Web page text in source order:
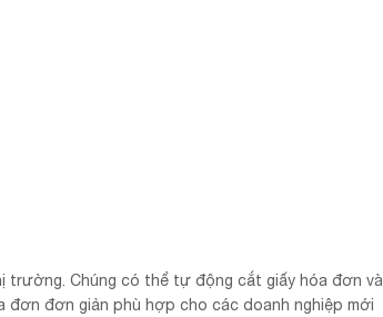
trường. Chúng có thể tự động cắt giấy hóa đơn và
đơn đơn giản phù hợp cho các doanh nghiệp mới